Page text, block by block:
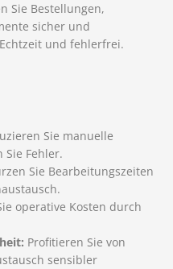
Sie Bestellungen,
sicher und
und fehlerfrei.
Sie manuelle
Fehler.
Sie Bearbeitungszeiten
operative Kosten durch
Profitieren Sie von
sensibler